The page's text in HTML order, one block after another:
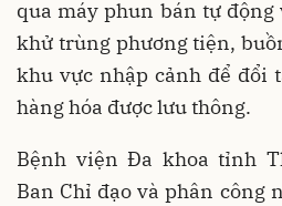
qua máy phun bán tự
khử trùng phương tiện,
khu vực nhập cảnh để đổi
hàng hóa được lưu thông.
Bệnh viện Đa khoa tỉnh
Ban Chỉ đạo và phân công